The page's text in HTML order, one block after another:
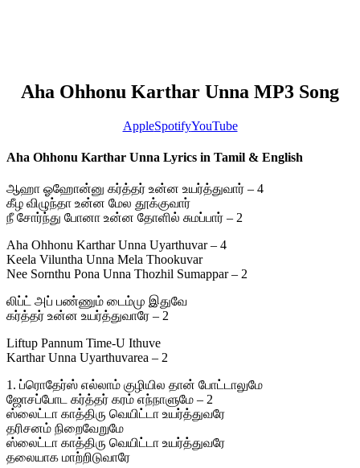
Aha Ohhonu Karthar Unna MP3 Song
AppleSpotifyYouTube
Aha Ohhonu Karthar Unna Lyrics in Tamil & English
ஆஹா ஓஹோன்னு கர்த்தர் உன்ன உயர்த்துவார் – 4
கீழ விழுந்தா உன்ன மேல தூக்குவார்
நீ சோர்ந்து போனா உன்ன தோளில் சுமப்பார் – 2
Aha Ohhonu Karthar Unna Uyarthuvar – 4
Keela Viluntha Unna Mela Thookuvar
Nee Sornthu Pona Unna Thozhil Sumappar – 2
லிப்ட் அப் பண்ணும் டைம்மு இதுவே
கர்த்தர் உன்ன உயர்த்துவாரே – 2
Liftup Pannum Time-U Ithuve
Karthar Unna Uyarthuvarea – 2
1. ப்ரொதேர்ஸ் எல்லாம் குழியில தான் போட்டாலுமே
ஜோசப்போட கர்த்தர் கரம் எந்நாளுமே – 2
ஸ்லைட்டா காத்திரு வெயிட்டா உயர்த்துவரே
தரிசனம் நிறைவேறுமே
ஸ்லைட்டா காத்திரு வெயிட்டா உயர்த்துவரே
தலையாக மாற்றிடுவாரே